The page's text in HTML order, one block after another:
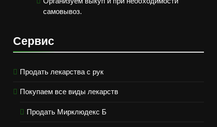
самовывоз.
Сервис
Продать лекарства с рук
Покупаем все виды лекарств
Продать Мирклюдекс Б